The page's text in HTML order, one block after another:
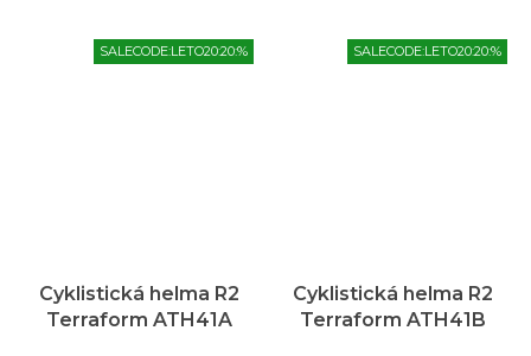
SALECODE:LETO20:20:%
Cyklistická helma R2
Terraform ATH41A
SALECODE:LETO20:20:%
Cyklistická helma R2
Terraform ATH41B